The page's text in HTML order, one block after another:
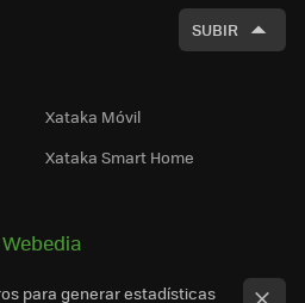
SUBIR
Xataka Móvil
Xataka Smart Home
para generar estadísticas